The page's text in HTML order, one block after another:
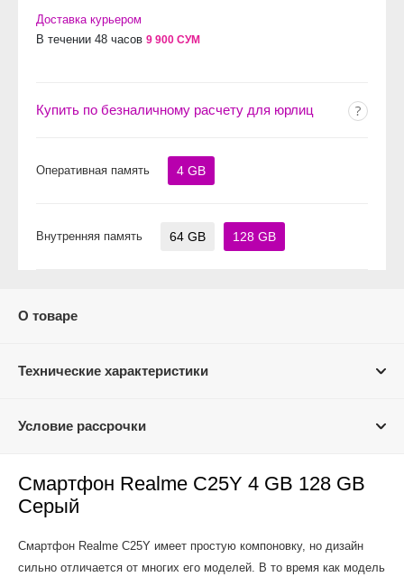
Доставка курьером
В течении 48 часов 9 900 СУМ
Купить по безналичному расчету для юрлиц
Оперативная память 4 GB
Внутренняя память 64 GB 128 GB
О товаре
Технические характеристики
Условие рассрочки
Смартфон Realme C25Y 4 GB 128 GB
Серый
Смартфон Realme C25Y имеет простую компоновку, но дизайн
сильно отличается от многих его моделей. В то время как модель